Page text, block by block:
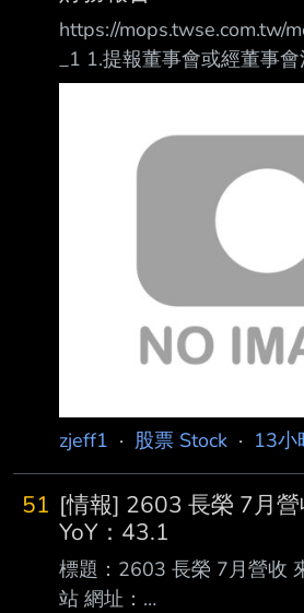
https://mops.twse.com.tw/
_1 1.提報董事會或經董事會
期:115/08/07 2.審計委員
(XXX/XX/XX~XXX/XX/
30 4.1月1日累計至本期止
元):220,979 5.1月1日累計
損) (仟元):172,985 6.1月1
利益(損失) (仟元):(10,5
zjeff1 · 股票 Stock · 13小
51 [情報] 2603 長榮 7月
YoY：43.1
標題：2603 長榮 7月營收
站 網址：